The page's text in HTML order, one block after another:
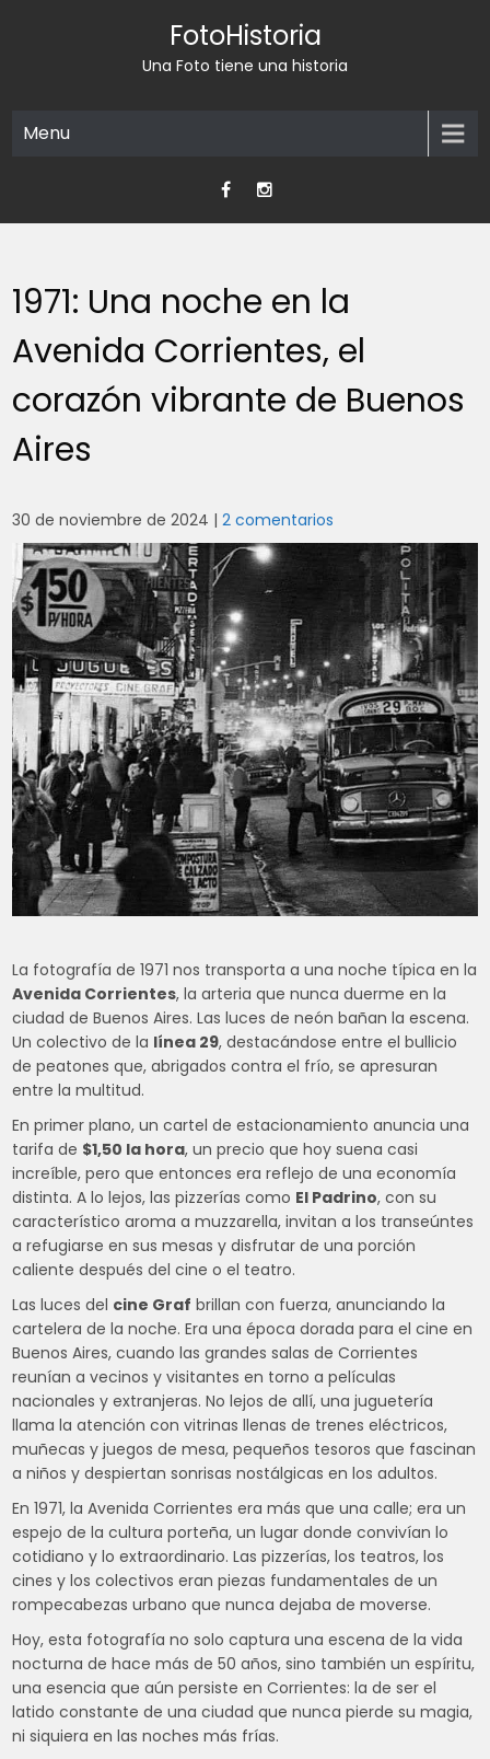
FotoHistoria
Una Foto tiene una historia
Menu
1971: Una noche en la
Avenida Corrientes, el
corazón vibrante de Buenos
Aires
30 de noviembre de 2024 |2 comentarios
La fotografía de 1971 nos transporta a una noche típica en la
Avenida Corrientes, la arteria que nunca duerme en la
ciudad de Buenos Aires. Las luces de neón bañan la escena.
Un colectivo de la línea 29, destacándose entre el bullicio
de peatones que, abrigados contra el frío, se apresuran
entre la multitud.
En primer plano, un cartel de estacionamiento anuncia una
tarifa de $1,50 la hora, un precio que hoy suena casi
increíble, pero que entonces era reflejo de una economía
distinta. A lo lejos, las pizzerías como El Padrino, con su
característico aroma a muzzarella, invitan a los transeúntes
a refugiarse en sus mesas y disfrutar de una porción
caliente después del cine o el teatro.
Las luces del cine Graf brillan con fuerza, anunciando la
cartelera de la noche. Era una época dorada para el cine en
Buenos Aires, cuando las grandes salas de Corrientes
reunían a vecinos y visitantes en torno a películas
nacionales y extranjeras. No lejos de allí, una juguetería
llama la atención con vitrinas llenas de trenes eléctricos,
muñecas y juegos de mesa, pequeños tesoros que fascinan
a niños y despiertan sonrisas nostálgicas en los adultos.
En 1971, la Avenida Corrientes era más que una calle; era un
espejo de la cultura porteña, un lugar donde convivían lo
cotidiano y lo extraordinario. Las pizzerías, los teatros, los
cines y los colectivos eran piezas fundamentales de un
rompecabezas urbano que nunca dejaba de moverse.
Hoy, esta fotografía no solo captura una escena de la vida
nocturna de hace más de 50 años, sino también un espíritu,
una esencia que aún persiste en Corrientes: la de ser el
latido constante de una ciudad que nunca pierde su magia,
ni siquiera en las noches más frías.